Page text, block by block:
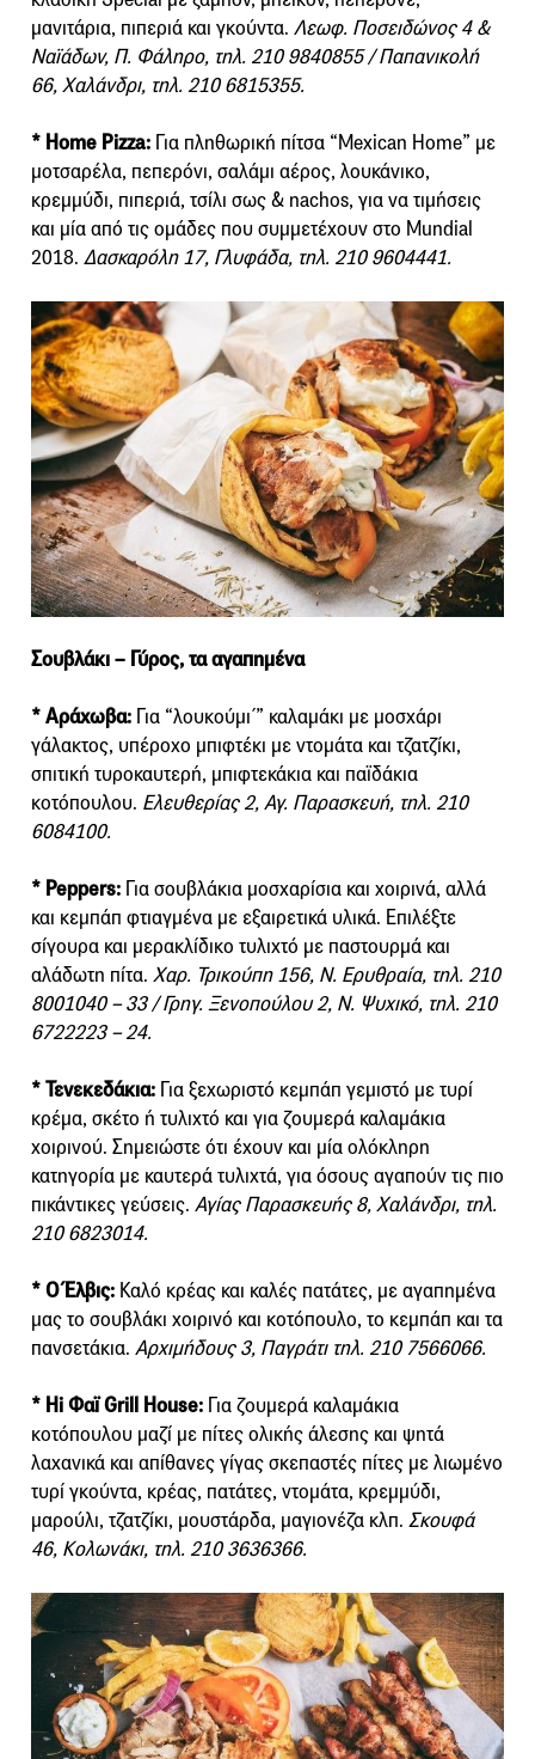
μανιτάρια, πιπεριά και γκούντα. Λεωφ. Ποσειδώνος 4 &
Ναϊάδων, Π. Φάληρο, τηλ. 210 9840855 / Παπανικολή
66, Χαλάνδρι, τηλ. 210 6815355.
* Home Pizza: Για πληθωρική πίτσα “Mexican Home” με
μοτσαρέλα, πεπερόνι, σαλάμι αέρος, λουκάνικο,
κρεμμύδι, πιπεριά, τσίλι σως & nachos, για να τιμήσεις
και μία από τις ομάδες που συμμετέχουν στο Mundial
2018. Δασκαρόλη 17, Γλυφάδα, τηλ. 210 9604441.
Σουβλάκι – Γύρος, τα αγαπημένα
* Αράχωβα: Για “λουκούμι΄” καλαμάκι με μοσχάρι
γάλακτος, υπέροχο μπιφτέκι με ντομάτα και τζατζίκι,
σπιτική τυροκαυτερή, μπιφτεκάκια και παϊδάκια
κοτόπουλου. Ελευθερίας 2, Αγ. Παρασκευή, τηλ. 210
6084100.
* Peppers: Για σουβλάκια μοσχαρίσια και χοιρινά, αλλά
και κεμπάπ φτιαγμένα με εξαιρετικά υλικά. Επιλέξτε
σίγουρα και μερακλίδικο τυλιχτό με παστουρμά και
αλάδωτη πίτα. Χαρ. Τρικούπη 156, Ν. Ερυθραία, τηλ. 210
8001040 – 33 / Γρηγ. Ξενοπούλου 2, Ν. Ψυχικό, τηλ. 210
6722223 – 24.
* Τενεκεδάκια: Για ξεχωριστό κεμπάπ γεμιστό με τυρί
κρέμα, σκέτο ή τυλιχτό και για ζουμερά καλαμάκια
χοιρινού. Σημειώστε ότι έχουν και μία ολόκληρη
κατηγορία με καυτερά τυλιχτά, για όσους αγαπούν τις πιο
πικάντικες γεύσεις. Αγίας Παρασκευής 8, Χαλάνδρι, τηλ.
210 6823014.
* Ο Έλβις: Καλό κρέας και καλές πατάτες, με αγαπημένα
μας το σουβλάκι χοιρινό και κοτόπουλο, το κεμπάπ και τα
πανσετάκια. Αρχιμήδους 3, Παγράτι τηλ. 210 7566066.
* Hi Φαϊ Grill House: Για ζουμερά καλαμάκια
κοτόπουλου μαζί με πίτες ολικής άλεσης και ψητά
λαχανικά και απίθανες γίγας σκεπαστές πίτες με λιωμένο
τυρί γκούντα, κρέας, πατάτες, ντομάτα, κρεμμύδι,
μαρούλι, τζατζίκι, μουστάρδα, μαγιονέζα κλπ. Σκουφά
46, Κολωνάκι, τηλ. 210 3636366.